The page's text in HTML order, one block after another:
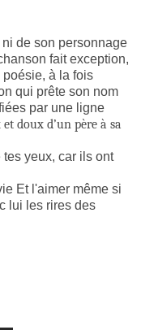
de son personnage
fait exception,
à la fois
qui prête son nom
par une ligne
doux d’un père à sa
yeux, car ils ont
Et l'aimer même si
lui les rires des